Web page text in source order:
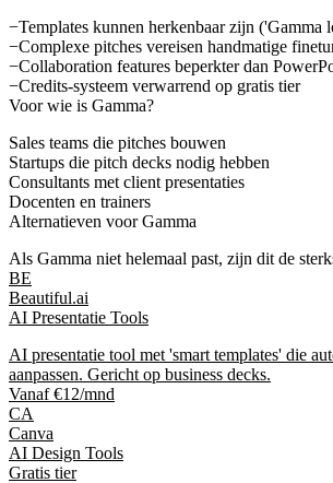
−Templates kunnen herkenbaar zijn ('Gamma
−Complexe pitches vereisen handmatige
−Collaboration features beperkter dan
−Credits-systeem verwarrend op gratis tier
Voor wie is Gamma?
Sales teams die pitches bouwen
Startups die pitch decks nodig hebben
Consultants met client presentaties
Docenten en trainers
Alternatieven voorGamma
Als Gamma niet helemaal past, zijn dit de
BE
Beautiful.ai
AI Presentatie Tools
AI presentatie tool met 'smart templates' die
aanpassen. Gericht op business decks.
Vanaf €12/mnd
CA
Canva
AI Design Tools
Gratis tier